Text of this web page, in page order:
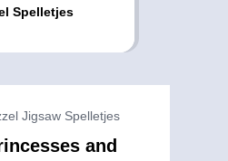
Spelletjes
Jigsaw Spelletjes
and